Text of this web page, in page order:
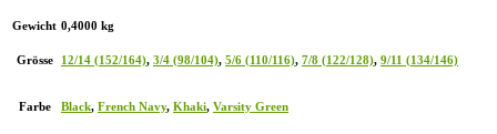
Gewicht 0,4000 kg
Grösse 12/14 (152/164), 3/4 (98/104), 5/6 (110/116), 7/8 (122/128), 9/11 (134/146)
Farbe Black, French Navy, Khaki, Varsity Green